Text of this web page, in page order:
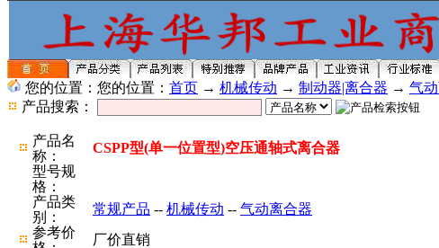
您的位置：您的位置： 首页 → 机械传动 → 制动器|离合器 → 气
产品搜索：
产品名
称：
CSPP型(单一位置型)空压通轴式离合器
型号规
格：
产品类
别：
常规产品 -- 机械传动 -- 气动离合器
参考价
厂价直销